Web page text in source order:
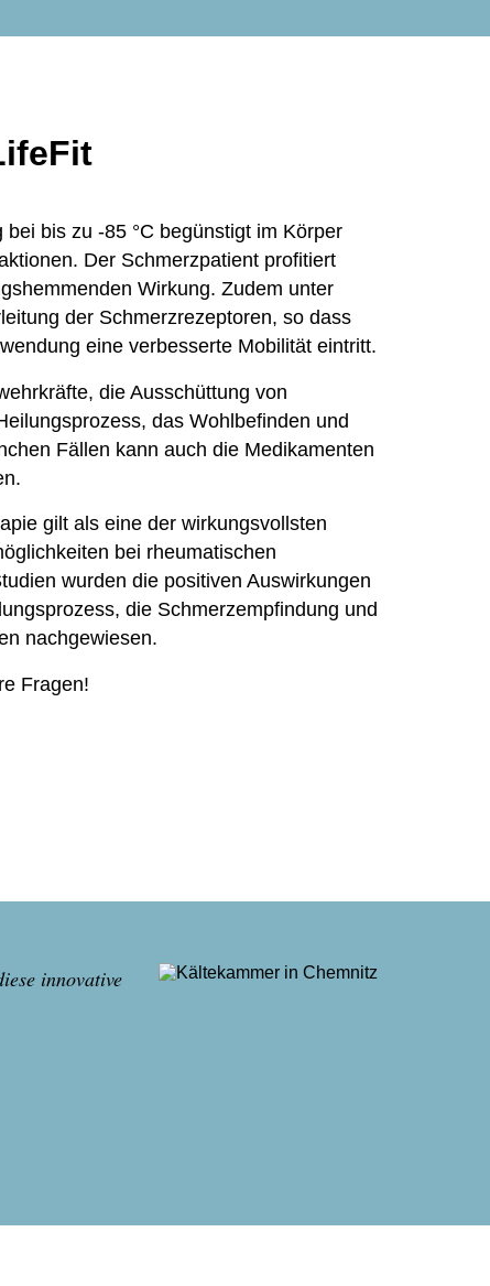
bei bis zu -85 °C begünstigt im Körper
Der Schmerzpatient profitiert
hemmenden Wirkung. Zudem unter
leitung der Schmerzrezeptoren, so dass
eine verbesserte Mobilität eintritt.
kräfte, die Ausschüttung von
prozess, das Wohlbefinden und
Fällen kann auch die Medikamenten
gilt als eine der wirkungsvollsten
keiten bei rheumatischen
wurden die positiven Auswirkungen
prozess, die Schmerzempfindung und
nachgewiesen.
Fragen!
innovative